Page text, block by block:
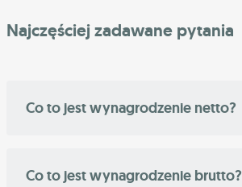
Najczęściej zadawane pytania
Co to jest wynagrodzenie netto?
Co to jest wynagrodzenie brutto?